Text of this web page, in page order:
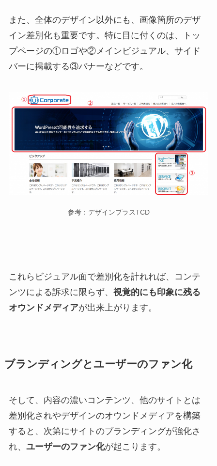
また、全体のデザイン以外にも、画像箇所のデザ
イン差別化も重要です。特に目に付くのは、トッ
プページの①ロゴや②メインビジュアル、サイド
バーに掲載する③バナーなどです。
参考：デザインプラスTCD
これらビジュアル面で差別化を計れれば、コンテ
ンツによる訴求に限らず、 視覚的にも印象に残る
オウンドメディアが出来上がります。
ブランディングとユーザーのファン化
そして、内容の濃いコンテンツ、他のサイトとは
差別化されやデザインのオウンドメディアを構築
すると、次第にサイトのブランディングが強化さ
れ、 ユーザーのファン化が起こります。